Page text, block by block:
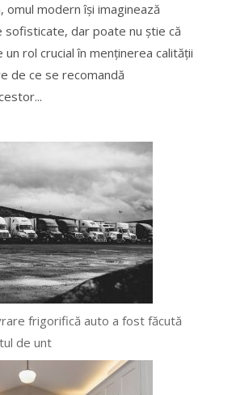
modern își imaginează
dar poate nu știe că
rol crucial în menținerea calității
de ce se recomandă
frigorifică auto a fost făcută
de unt